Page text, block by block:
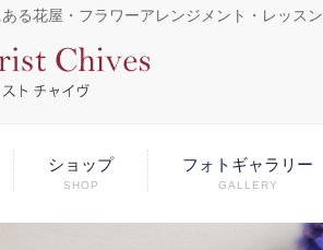
る花屋・フラワーアレンジメント・レッスン
ショップ
SHOP
フォトギャラリー
GALLERY